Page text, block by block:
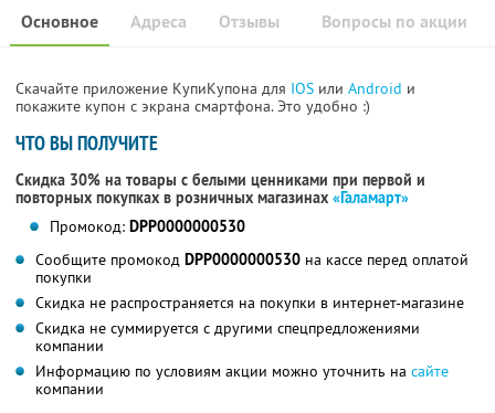
Основное Отзывы Вопросы по акции
Адреса
Скачайте приложение КупиКупона для IOS или Android и
покажите купон с экрана смартфона. Это удобно :)
ЧТО ВЫ ПОЛУЧИТЕ
Скидка 30% на товары с белыми ценниками при первой и
повторных покупках в розничных магазинах «Галамарт»
Промокод: DPP0000000530
Сообщите промокод DPP0000000530 на кассе перед оплатой
покупки
Скидка не распространяется на покупки в интернет-магазине
Скидка не суммируется с другими спецпредложениями
компании
Информацию по условиям акции можно уточнить на сайте
компании